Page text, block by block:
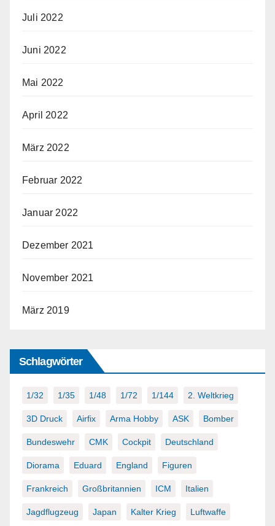
Juli 2022
Juni 2022
Mai 2022
April 2022
März 2022
Februar 2022
Januar 2022
Dezember 2021
November 2021
März 2019
Schlagwörter
1/32 1/35 1/48 1/72 1/144 2. Weltkrieg
3D Druck Airfix Arma Hobby ASK Bomber
Bundeswehr CMK Cockpit Deutschland
Diorama Eduard England Figuren
Frankreich Großbritannien ICM Italien
Jagdflugzeug Japan Kalter Krieg Luftwaffe